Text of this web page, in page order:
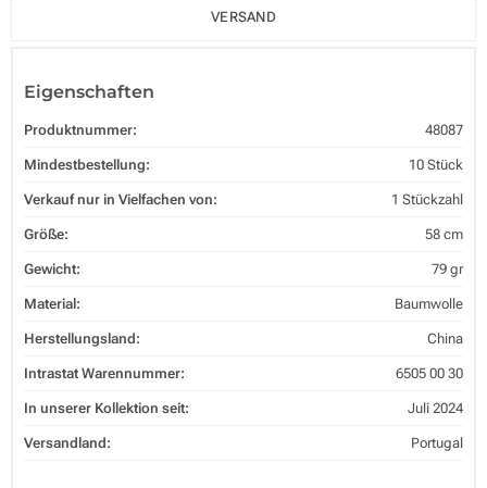
VERSAND
Eigenschaften
Produktnummer: 48087
Mindestbestellung: 10 Stück
Verkauf nur in Vielfachen von: 1 Stückzahl
Größe: 58 cm
Gewicht: 79 gr
Material: Baumwolle
Herstellungsland: China
Intrastat Warennummer: 6505 00 30
In unserer Kollektion seit: Juli 2024
Versandland: Portugal